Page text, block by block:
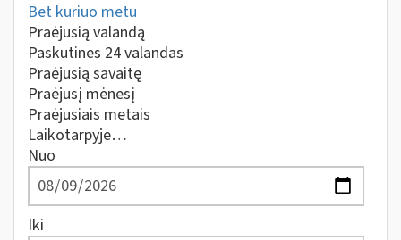
Bet kuriuo metu
Praėjusią valandą
Paskutines 24 valandas
Praėjusią savaitę
Praėjusį mėnesį
Praėjusiais metais
Laikotarpyje…
Nuo
Iki